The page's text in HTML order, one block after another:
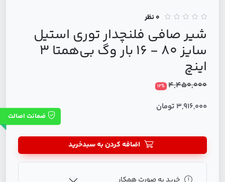
0 نظر
شیر صافی فلنچدار توری استیل
سایز 80 - 16 بار وگ بی‌همتا 3
اینچ
4,450,000
12%
3,916,000 تومان
ضمانت اصالت
اضافه کردن به سبدخرید